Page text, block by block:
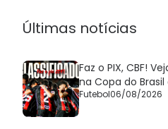
Últimas notícias
Faz o PIX, CBF!
na Copa do
Futebol06/08/2026